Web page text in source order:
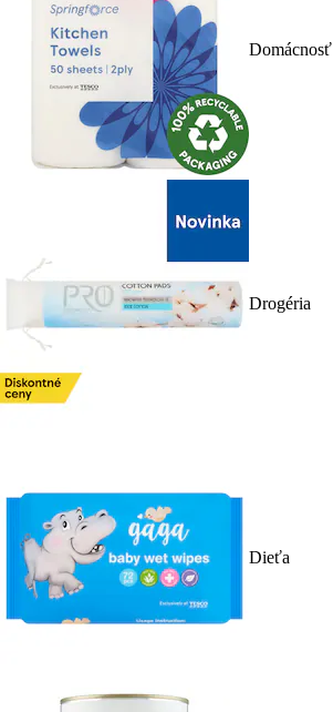
Domácnosť
Drogéria
Dieťa